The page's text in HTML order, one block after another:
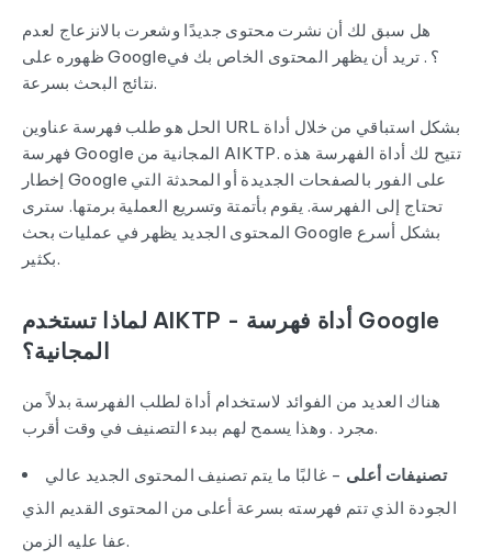
هل سبق لك أن نشرت محتوى جديدًا وشعرت بالانزعاج لعدم
ظهوره على Google؟ . تريد أن يظهر المحتوى الخاص بك في
نتائج البحث بسرعة.
الحل هو طلب فهرسة عناوين URL بشكل استباقي من خلال أداة
فهرسة Google المجانية من AIKTP. تتيح لك أداة الفهرسة هذه
إخطار Google على الفور بالصفحات الجديدة أو المحدثة التي
تحتاج إلى الفهرسة. يقوم بأتمتة وتسريع العملية برمتها. سترى
المحتوى الجديد يظهر في عمليات بحث Google بشكل أسرع
بكثير.
لماذا تستخدم AIKTP - أداة فهرسة Google
المجانية؟
هناك العديد من الفوائد لاستخدام أداة لطلب الفهرسة بدلاً من
مجرد . وهذا يسمح لهم ببدء التصنيف في وقت أقرب.
تصنيفات أعلى - غالبًا ما يتم تصنيف المحتوى الجديد عالي
الجودة الذي تتم فهرسته بسرعة أعلى من المحتوى القديم الذي
عفا عليه الزمن.